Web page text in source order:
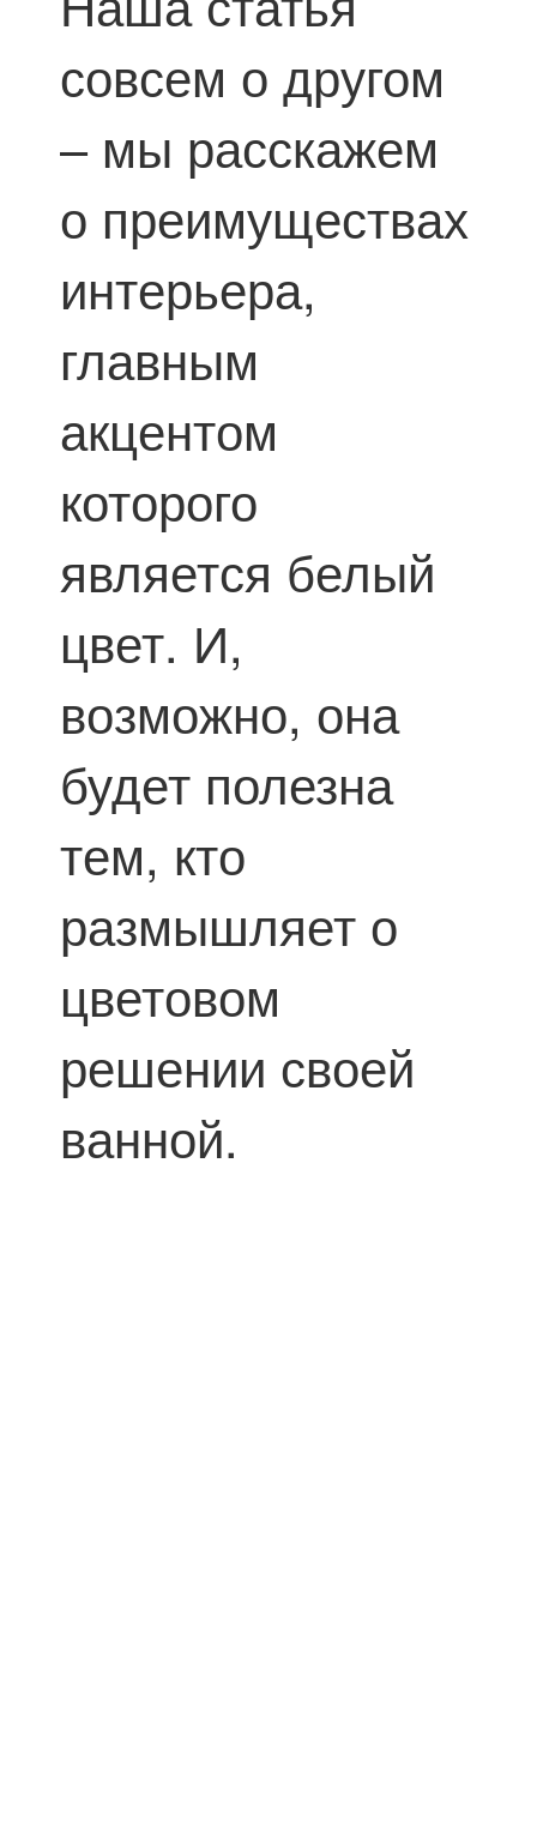
совсем о другом
– мы расскажем
о преимуществах
интерьера,
главным
акцентом
которого
является белый
цвет. И,
возможно, она
будет полезна
тем, кто
размышляет о
цветовом
решении своей
ванной.